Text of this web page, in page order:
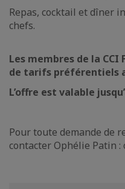
Repas, cocktail et dîner
chefs.
Les membres de la
de tarifs préférentiels
L’offre est valable
Pour toute demande de
contacter Ophélie Patin :